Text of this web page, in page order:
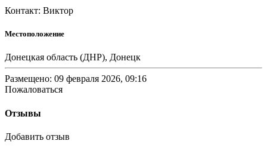
Контакт: Виктор
Местоположение
Донецкая область (ДНР), Донецк
Размещено: 09 февраля 2026, 09:16
Пожаловаться
Отзывы
Добавить отзыв